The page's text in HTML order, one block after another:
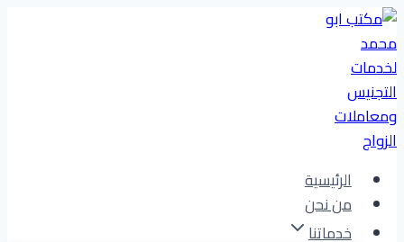
التجاوز
إلى
المحتوى
الرئيسية
من نحن
خدماتنا